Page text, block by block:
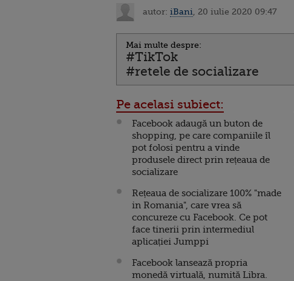
autor: iBani , 20 iulie 2020 09:47
Mai multe despre:
#TikTok
#retele de socializare
Pe acelasi subiect:
Facebook adaugă un buton de
shopping, pe care companiile îl
pot folosi pentru a vinde
produsele direct prin rețeaua de
socializare
Rețeaua de socializare 100% "made
in Romania", care vrea să
concureze cu Facebook. Ce pot
face tinerii prin intermediul
aplicației Jumppi
Facebook lansează propria
monedă virtuală, numită Libra.